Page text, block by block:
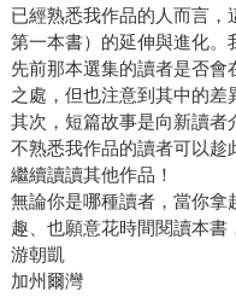
已經熟悉我作品的人而言
第一本書）的延伸與進化。
先前那本選集的讀者是否
之處，但也注意到其中的差
其次，短篇故事是向新讀者
不熟悉我作品的讀者可以趁
繼續讀讀其他作品！
無論你是哪種讀者，當你拿
趣、也願意花時間閱讀本書
游朝凱
加州爾灣